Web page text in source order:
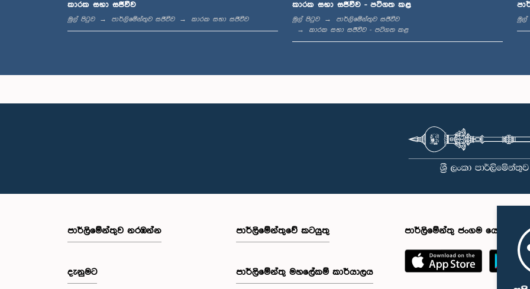
කාරක සභා සජීවීව
මුල් පිටුව පාර්ලිමේන්තුව සජීවීව කාරක සභා සජීවීව
කාරක සභා සජීවීව - පටිගත කළ
මුල් පිටුව
පාර්ලිමේන්තුව සජීවීව
කාරක සභා සජීවීව - පටිගත කළ
මුල්
පාර්ලි‌මේන්තුව නරඹන්න
දැනුමට
පාර්ලිමේන්තුවේ කටයුතු
පාර්ලිමේන්තු මහලේකම් කාර්යාලය
පාර්ලිමේන්තු ජංගම යෙදුම